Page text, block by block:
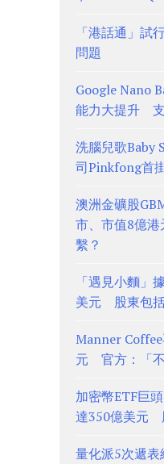
「港話通」
問題
Google Nano
能力大提升
洗腦兒歌Baby
司Pinkfong首
澳洲金礦股
市、市值8億
繫？
「遇見小麵」
美元 股東包
Manner
元 官方：「不
加密幣ETF巨
達350億美元
量化派5次遞